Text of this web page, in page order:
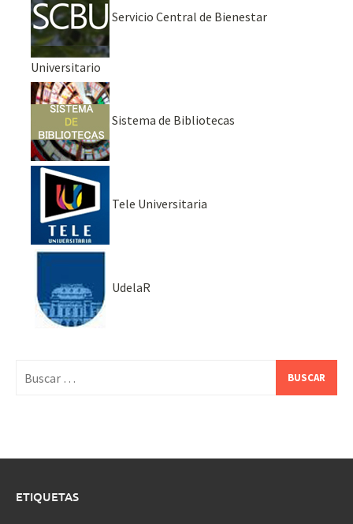
Servicio Central de Bienestar
Universitario
Sistema de Bibliotecas
Tele Universitaria
UdelaR
ETIQUETAS